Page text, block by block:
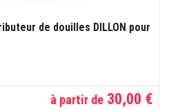
de douilles DILLON pour
à partir de 30,00 €